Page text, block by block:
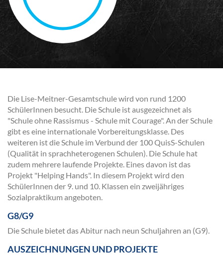
Die Lise-Meitner-Gesamtschule wird von rund 1200
SchülerInnen besucht. Die Schule ist ausgezeichnet als
"Schule ohne Rassismus - Schule mit Courage". An der Schule
gibt es eine internationale Vorbereitungsklasse. Des
weiteren ist die Schule im Verbund der 100 QuisS-Schulen
(Qualität in sprachheterogenen Schulen). Die Schule hat
zudem mehrere laufende Projekte. Eines davon ist das
Projekt "Helping Hands". In diesem Projekt wird den
SchülerInnen der 9. und 10. Klassen ein zweijähriges
Sozialpraktikum angeboten.
G8/G9
Die Schule bietet das Abitur nach neun Schuljahren an (G9).
AUSZEICHNUNGEN UND PROJEKTE